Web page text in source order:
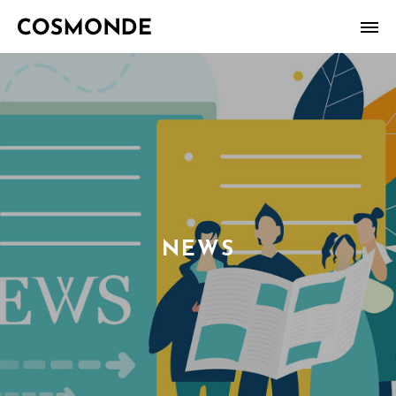
SERVICE
NEWS
TOPICS
COMPANY
RECRUIT
NEWS